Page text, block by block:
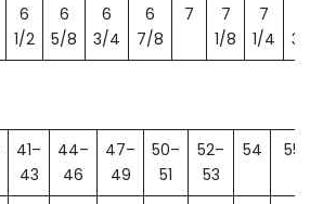
6
1/2
6
5/8
6
3/4
6
7/8
7
7
1/8
7
1/4
41–
43
44–
46
47–
49
50–
51
52–
53
54 55